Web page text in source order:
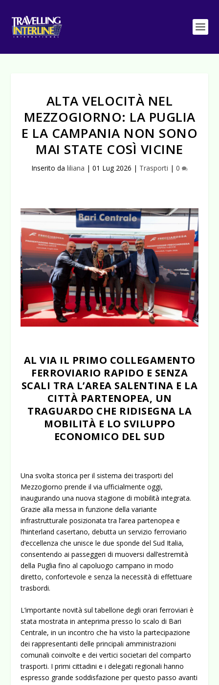
ALTA VELOCITÀ NEL
MEZZOGIORNO: LA PUGLIA
E LA CAMPANIA NON SONO
MAI STATE COSÌ VICINE
Inserito da liliana | 01 Lug 2026 | Trasporti | 0
AL VIA IL PRIMO COLLEGAMENTO
FERROVIARIO RAPIDO E SENZA
SCALI TRA L’AREA SALENTINA E LA
CITTÀ PARTENOPEA, UN
TRAGUARDO CHE RIDISEGNA LA
MOBILITÀ E LO SVILUPPO
ECONOMICO DEL SUD
Una svolta storica per il sistema dei trasporti del
Mezzogiorno prende il via ufficialmente oggi,
inaugurando una nuova stagione di mobilità integrata.
Grazie alla messa in funzione della variante
infrastrutturale posizionata tra l’area partenopea e
l’hinterland casertano, debutta un servizio ferroviario
d’eccellenza che unisce le due sponde del Sud Italia,
consentendo ai passeggeri di muoversi dall’estremità
della Puglia fino al capoluogo campano in modo
diretto, confortevole e senza la necessità di effettuare
trasbordi.
L’importante novità sul tabellone degli orari ferroviari è
stata mostrata in anteprima presso lo scalo di Bari
Centrale, in un incontro che ha visto la partecipazione
dei rappresentanti delle principali amministrazioni
comunali coinvolte e dei vertici societari del comparto
trasporti. I primi cittadini e i delegati regionali hanno
espresso grande soddisfazione per questo passo avanti